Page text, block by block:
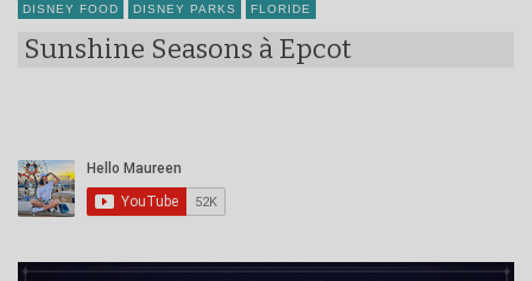
DISNEY FOOD DISNEY PARKS FLORIDE
Sunshine Seasons à Epcot